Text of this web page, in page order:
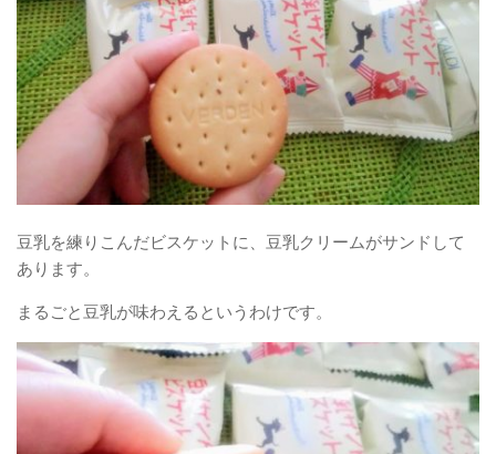
豆乳を練りこんだビスケットに、豆乳クリームがサンドして
あります。
まるごと豆乳が味わえるというわけです。